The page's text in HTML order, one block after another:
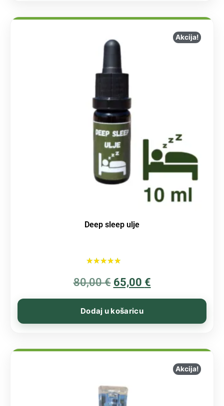
Akcija!
Deep sleep ulje
5.00
od 5
80,00€ 65,00 €
Dodaj u košaricu
Akcija!